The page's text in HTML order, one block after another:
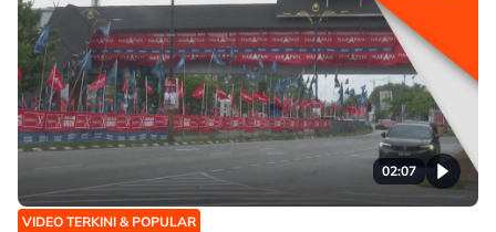
02:07
VIDEO TERKINI & POPULAR